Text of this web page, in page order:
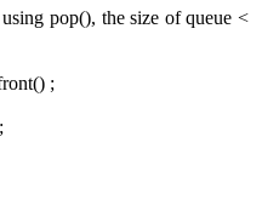
pop(), the size of queue <
() ;
;